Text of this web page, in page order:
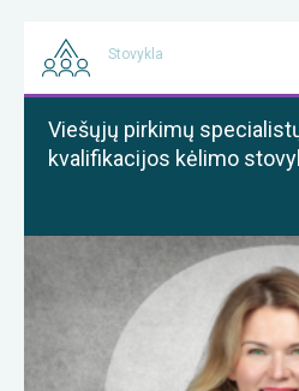
Stovykla
Viešųjų pirkimų
kvalifikacijos kėlimo